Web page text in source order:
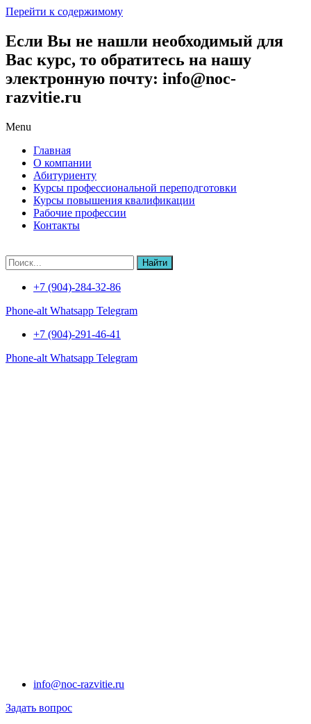
Перейти к содержимому
Если Вы не нашли необходимый для
Вас курс, то обратитесь на нашу
электронную почту: info@noc-
razvitie.ru
Menu
Главная
О компании
Абитуриенту
Курсы профессиональной переподготовки
Курсы повышения квалификации
Рабочие профессии
Контакты
Найти
+7 (904)-284-32-86
Phone-alt Whatsapp Telegram
+7 (904)-291-46-41
Phone-alt Whatsapp Telegram
info@noc-razvitie.ru
Задать вопрос